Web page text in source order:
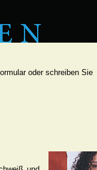
oder schreiben Sie